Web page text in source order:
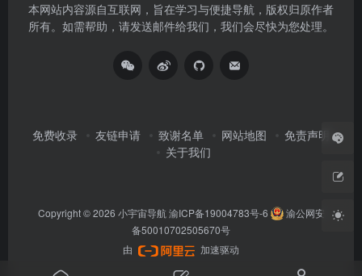
本网站内容源自互联网，旨在学习与便捷导航，版权归原作者
所有。如需帮助，请发送邮件给我们，我们会尽快为您处理。
免费收录 友链申请 致谢名单 网站地图
免责声明
关于我们
Copyright © 2026 小宇宙导航 渝ICP备19004783号-6
渝公网安
备50010702505670号
由
加速驱动